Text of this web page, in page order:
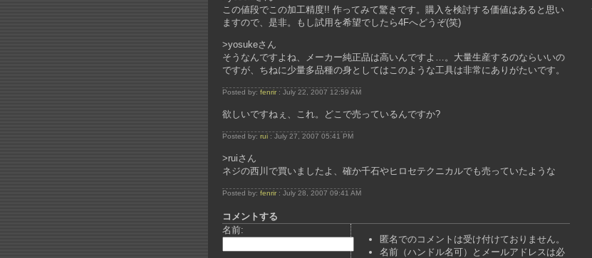
この値段でこの加工精度!! 作ってみて驚きです。購入を検討する価値はあると思い
ますので、是非。もし試用を希望でしたら4Fへどうぞ(笑)
>yosukeさん
そうなんですよね、メーカー純正品は高いんですよ…。大量生産するのならいいの
ですが、ちねに少量多品種の身としてはこのような工具は非常にありがたいです。
Posted by: fenrir: July 22, 2007 12:59 AM
欲しいですねぇ、これ。どこで売っているんですか?
Posted by: rui: July 27, 2007 05:41 PM
>ruiさん
ネジの西川で買いましたよ、確か千石やヒロセテクニカルでも売っていたような
Posted by: fenrir: July 28, 2007 09:41 AM
コメントする
名前:
匿名でのコメントは受け付けておりません。
名前（ハンドル名可）とメールアドレスは必